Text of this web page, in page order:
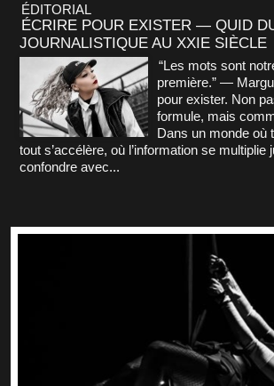
ÉDITORIAL
ÉCRIRE POUR EXISTER — QUID
JOURNALISTIQUE AU XXIE SIÈCLE
“Les mots sont
première.” —
pour exister. Non
formule, mais
Dans un monde où
tout s’accélère, où l’information se multiplie
confondre avec...